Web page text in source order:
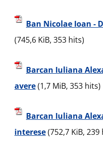
Ban Nicolae Ioan -
(745,6 KiB, 353 hits)
Barcan Iuliana
avere(1,7 MiB, 353 hits)
Barcan Iuliana
interese(752,7 KiB, 239